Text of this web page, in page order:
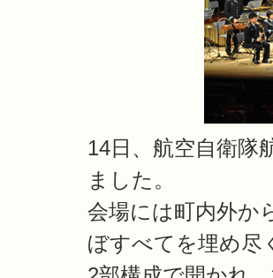
14日、航空自衛隊
ました。
会場には町内外か
ぼすべてを埋め尽